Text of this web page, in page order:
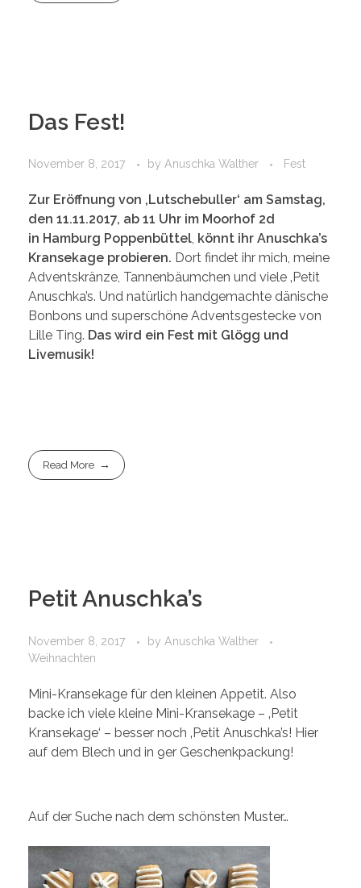
Das Fest!
November 8, 2017 by Anuschka Walther Fest
Zur Eröffnung von ‚Lutschebuller‘ am Samstag,
den 11.11.2017, ab 11 Uhr im Moorhof 2d
in Hamburg Poppenbüttel, könnt ihr Anuschka’s
Kransekage probieren. Dort findet ihr mich, meine
Adventskränze, Tannenbäumchen und viele ‚Petit
Anuschka’s. Und natürlich handgemachte dänische
Bonbons und superschöne Adventsgestecke von
Lille Ting. Das wird ein Fest mit Glögg und
Livemusik!
Read More
Petit Anuschka’s
November 8, 2017 by Anuschka Walther
Weihnachten
Mini-Kransekage für den kleinen Appetit. Also
backe ich viele kleine Mini-Kransekage – ‚Petit
Kransekage‘ – besser noch ‚Petit Anuschka’s! Hier
auf dem Blech und in 9er Geschenkpackung!
Auf der Suche nach dem schönsten Muster…